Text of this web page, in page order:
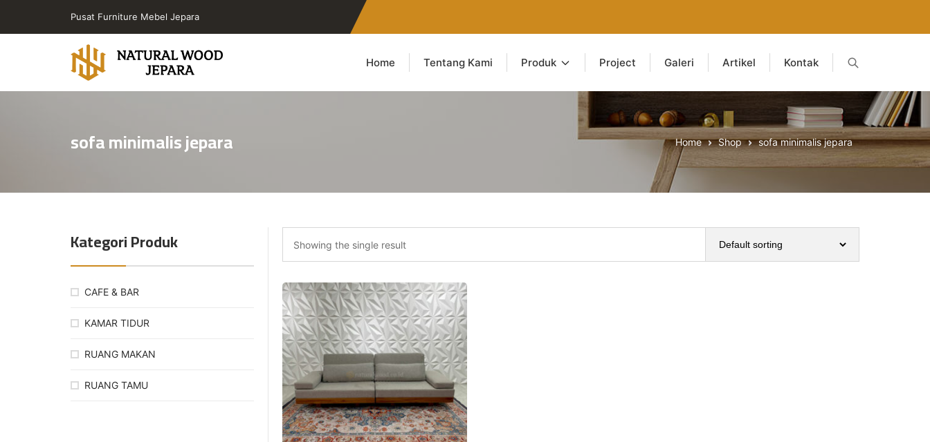
Pusat Furniture Mebel Jepara
Toko
Jepara
PT
Jepara
Home Tentang Kami Produk Project Galeri Artikel Kontak
sofa minimalis jepara Home Shop sofa minimalis jepara
Kategori Produk
CAFE & BAR
KAMAR TIDUR
RUANG MAKAN
RUANG TAMU
Showing the single result